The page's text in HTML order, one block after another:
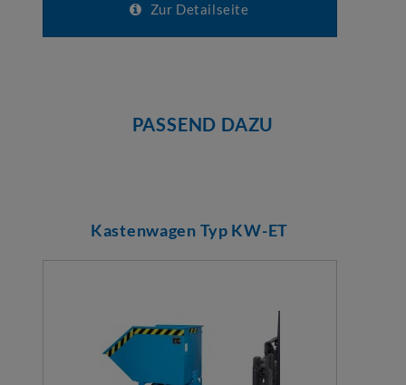
Zur Detailseite
PASSEND DAZU
Kastenwagen Typ KW-ET